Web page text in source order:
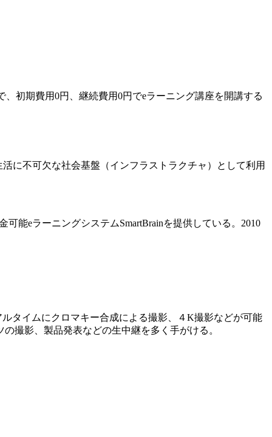
初期費用0円、継続費用0円でeラーニング講座を開講する
に不可欠な社会基盤（インフラストラクチャ）として利用
能eラーニングシステムSmartBrainを提供している。2010
タイムにクロマキー合成による撮影、４K撮影などが可能
撮影、製品発表などの生中継を多く手がける。